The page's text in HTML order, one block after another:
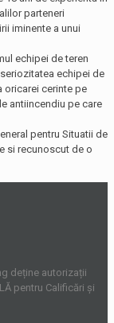
parteneri
iminente a unui
echipei de teren
echipei de
oricarei cerinte pe
antiincendiu pe care
pentru Situatii de
si recunoscut de o
deține autorizații
pentru Calificări și